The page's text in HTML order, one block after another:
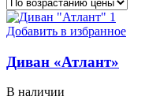
Добавить в избранное
Диван «Атлант»
В наличии